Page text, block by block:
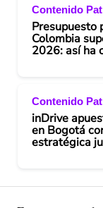
Contenido
Presupuesto
Colombia
2026: así ha
Contenido
inDrive
en Bogotá
estratégica